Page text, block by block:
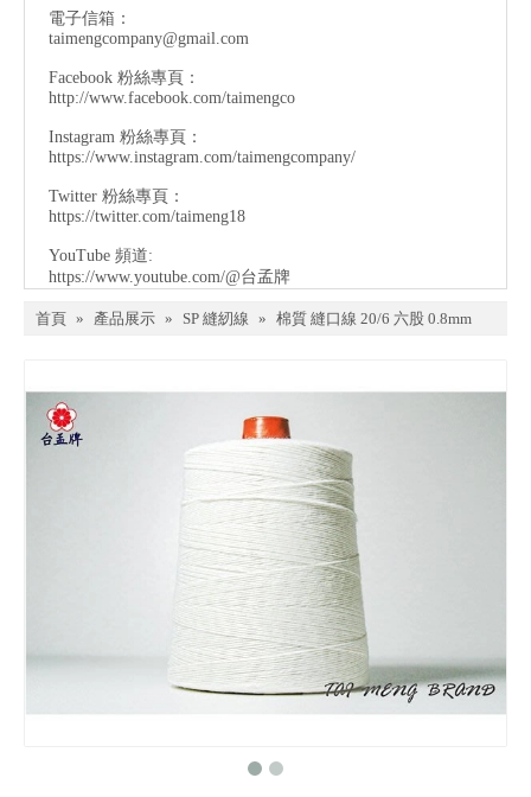
電子信箱：
taimengcompany@gmail.com
Facebook 粉絲專頁：
http://www.facebook.com/taimengco
Instagram 粉絲專頁：
https://www.instagram.com/taimengcompany/
Twitter 粉絲專頁：
https://twitter.com/taimeng18
YouTube 頻道:
https://www.youtube.com/@台孟牌
首頁 » 產品展示 » SP 縫紉線 » 棉質 縫口線 20/6 六股 0.8mm